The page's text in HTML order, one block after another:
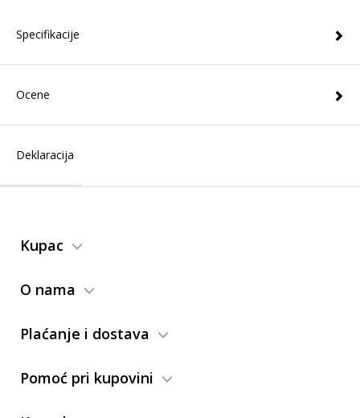
Specifikacije
Ocene
Deklaracija
Kupac
O nama
Plaćanje i dostava
Pomoć pri kupovini